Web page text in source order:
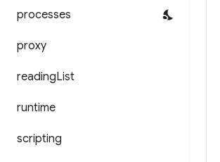
processes
proxy
readingList
runtime
scripting